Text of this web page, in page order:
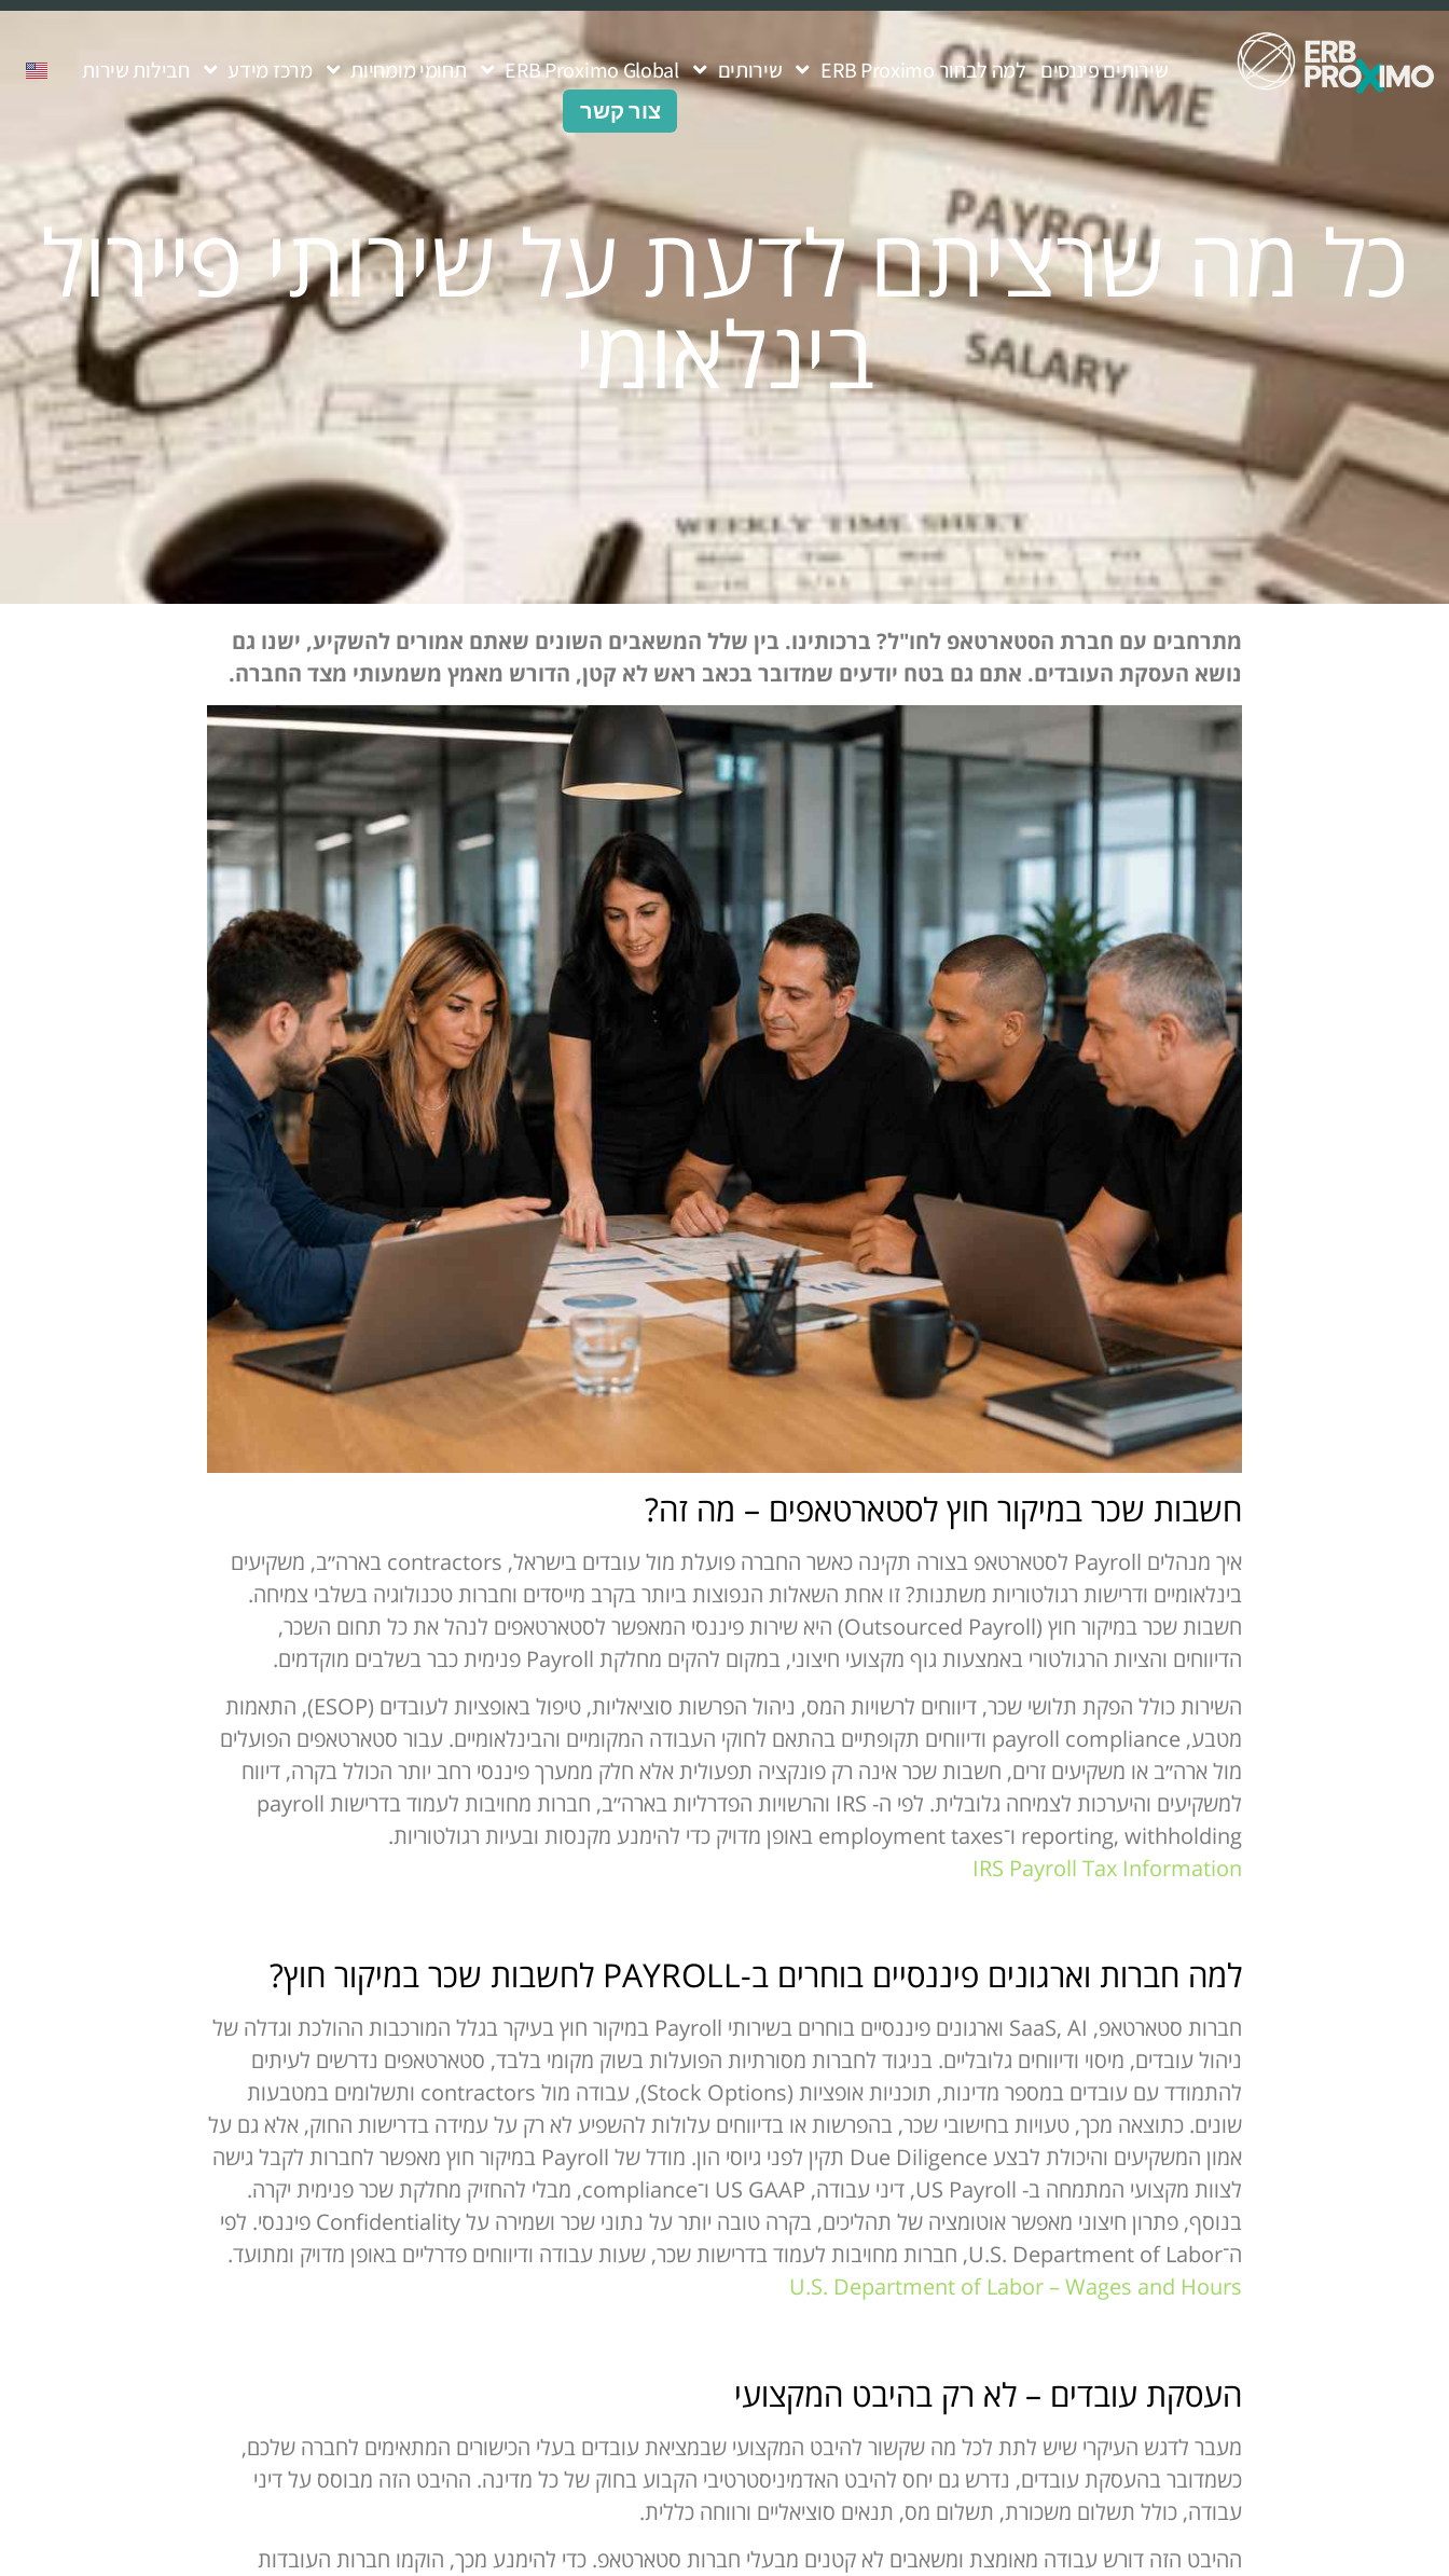
שירותים פיננסים למה לבחור ERB Proximo שירותים ERB Proximo Global תחומי מומחיות מרכז מידע חבילות שירות
צור קשר
כל מה שרציתם לדעת על שירותי פיירול
בינלאומי
מתרחבים עם חברת הסטארטאפ לחו"ל? ברכותינו. בין שלל המשאבים השונים שאתם אמורים להשקיע, ישנו גם
נושא העסקת העובדים. אתם גם בטח יודעים שמדובר בכאב ראש לא קטן, הדורש מאמץ משמעותי מצד החברה.
חשבות שכר במיקור חוץ לסטארטאפים – מה זה?
איך מנהלים Payroll לסטארטאפ בצורה תקינה כאשר החברה פועלת מול עובדים בישראל, contractors בארה״ב, משקיעים
בינלאומיים ודרישות רגולטוריות משתנות? זו אחת השאלות הנפוצות ביותר בקרב מייסדים וחברות טכנולוגיה בשלבי צמיחה.
חשבות שכר במיקור חוץ (Outsourced Payroll) היא שירות פיננסי המאפשר לסטארטאפים לנהל את כל תחום השכר,
הדיווחים והציות הרגולטורי באמצעות גוף מקצועי חיצוני, במקום להקים מחלקת Payroll פנימית כבר בשלבים מוקדמים.
השירות כולל הפקת תלושי שכר, דיווחים לרשויות המס, ניהול הפרשות סוציאליות, טיפול באופציות לעובדים (ESOP), התאמות
מטבע, payroll compliance ודיווחים תקופתיים בהתאם לחוקי העבודה המקומיים והבינלאומיים. עבור סטארטאפים הפועלים
מול ארה״ב או משקיעים זרים, חשבות שכר אינה רק פונקציה תפעולית אלא חלק ממערך פיננסי רחב יותר הכולל בקרה, דיווח
למשקיעים והיערכות לצמיחה גלובלית. לפי ה- IRS והרשויות הפדרליות בארה״ב, חברות מחויבות לעמוד בדרישות payroll
reporting, withholding ו־employment taxes באופן מדויק כדי להימנע מקנסות ובעיות רגולטוריות.
IRS Payroll Tax Information
למה חברות וארגונים פיננסיים בוחרים ב-PAYROLL לחשבות שכר במיקור חוץ?
חברות סטארטאפ, SaaS, AI וארגונים פיננסיים בוחרים בשירותי Payroll במיקור חוץ בעיקר בגלל המורכבות ההולכת וגדלה של
ניהול עובדים, מיסוי ודיווחים גלובליים. בניגוד לחברות מסורתיות הפועלות בשוק מקומי בלבד, סטארטאפים נדרשים לעיתים
להתמודד עם עובדים במספר מדינות, תוכניות אופציות (Stock Options), עבודה מול contractors ותשלומים במטבעות
שונים. כתוצאה מכך, טעויות בחישובי שכר, בהפרשות או בדיווחים עלולות להשפיע לא רק על עמידה בדרישות החוק, אלא גם על
אמון המשקיעים והיכולת לבצע Due Diligence תקין לפני גיוסי הון. מודל של Payroll במיקור חוץ מאפשר לחברות לקבל גישה
לצוות מקצועי המתמחה ב- US Payroll, דיני עבודה, US GAAP ו־compliance, מבלי להחזיק מחלקת שכר פנימית יקרה.
בנוסף, פתרון חיצוני מאפשר אוטומציה של תהליכים, בקרה טובה יותר על נתוני שכר ושמירה על Confidentiality פיננסי. לפי
ה־U.S. Department of Labor, חברות מחויבות לעמוד בדרישות שכר, שעות עבודה ודיווחים פדרליים באופן מדויק ומתועד.
U.S. Department of Labor – Wages and Hours
העסקת עובדים – לא רק בהיבט המקצועי
מעבר לדגש העיקרי שיש לתת לכל מה שקשור להיבט המקצועי שבמציאת עובדים בעלי הכישורים המתאימים לחברה שלכם,
כשמדובר בהעסקת עובדים, נדרש גם יחס להיבט האדמיניסטרטיבי הקבוע בחוק של כל מדינה. ההיבט הזה מבוסס על דיני
עבודה, כולל תשלום משכורת, תשלום מס, תנאים סוציאליים ורווחה כללית.
ההיבט הזה דורש עבודה מאומצת ומשאבים לא קטנים מבעלי חברות סטארטאפ. כדי להימנע מכך, הוקמו חברות העובדות